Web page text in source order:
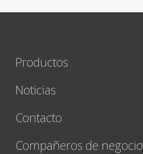
Productos
Noticias
Contacto
Compañeros de negocio